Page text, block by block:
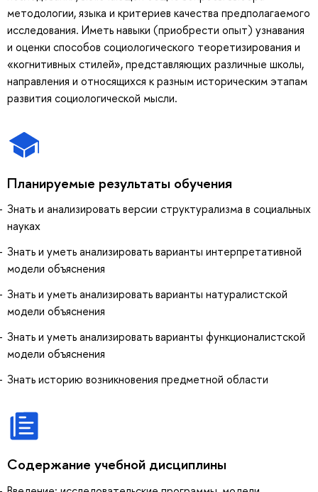
методологии, языка и критериев качества предполагаемого
исследования. Иметь навыки (приобрести опыт) узнавания
и оценки способов социологического теоретизирования и
«когнитивных стилей», представляющих различные школы,
направления и относящихся к разным историческим этапам
развития социологической мысли.
Планируемые результаты обучения
Знать и анализировать версии структурализма в социальных
науках
Знать и уметь анализировать варианты интерпретативной
модели объяснения
Знать и уметь анализировать варианты натуралистской
модели объяснения
Знать и уметь анализировать варианты функционалистской
модели объяснения
Знать историю возникновения предметной области
Содержание учебной дисциплины